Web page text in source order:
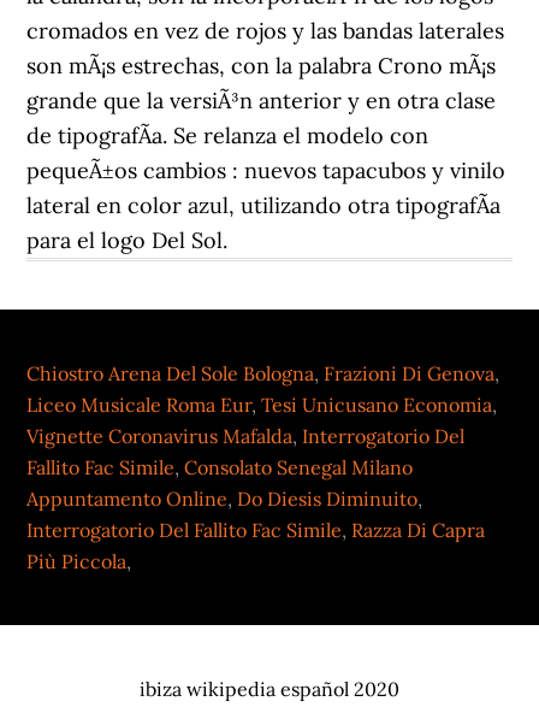
Chiostro Arena Del Sole Bologna, Frazioni Di Genova,
Liceo Musicale Roma Eur,Tesi Unicusano Economia,
Vignette Coronavirus Mafalda, Interrogatorio Del
Fallito Fac Simile,Consolato Senegal Milano
Appuntamento Online, Do Diesis Diminuito,
Interrogatorio Del Fallito Fac Simile, Razza Di Capra
Più Piccola,
ibiza wikipedia español 2020